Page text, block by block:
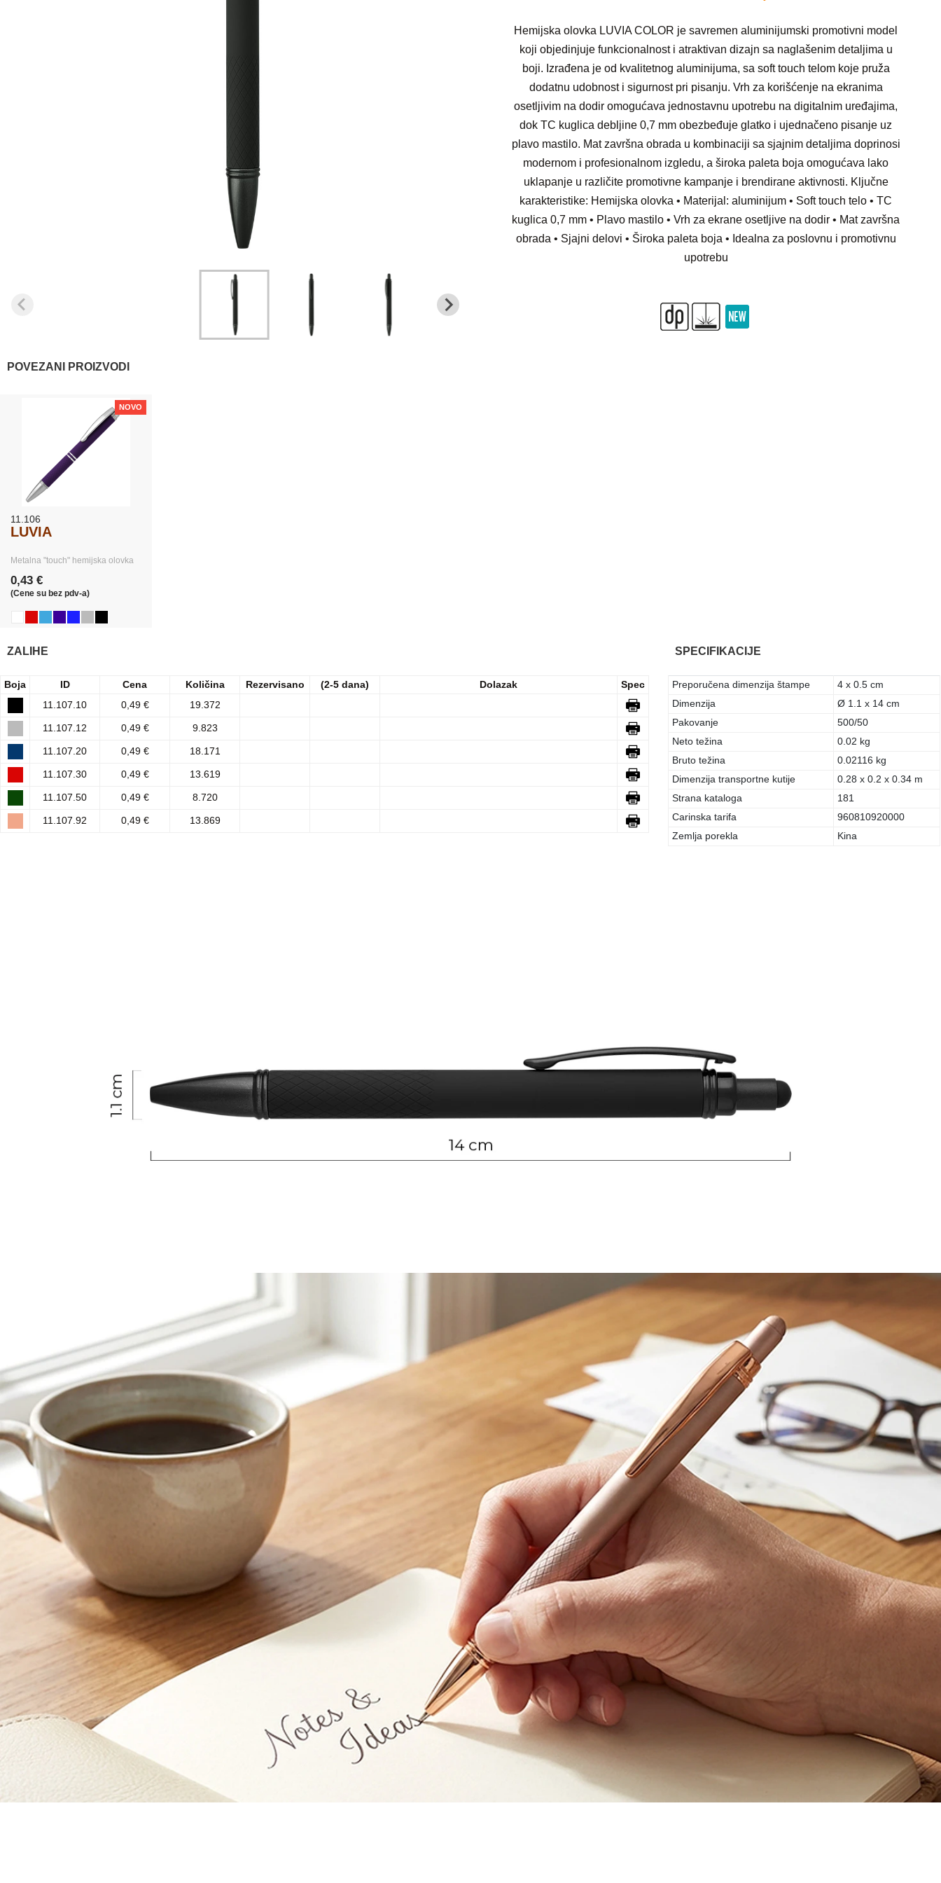
Hemijska olovka LUVIA COLOR je savremen aluminijumski promotivni model
koji objedinjuje funkcionalnost i atraktivan dizajn sa naglašenim detaljima u
boji. Izrađena je od kvalitetnog aluminijuma, sa soft touch telom koje pruža
dodatnu udobnost i sigurnost pri pisanju. Vrh za korišćenje na ekranima
osetljivim na dodir omogućava jednostavnu upotrebu na digitalnim uređajima,
dok TC kuglica debljine 0,7 mm obezbeđuje glatko i ujednačeno pisanje uz
plavo mastilo. Mat završna obrada u kombinaciji sa sjajnim detaljima doprinosi
modernom i profesionalnom izgledu, a široka paleta boja omogućava lako
uklapanje u različite promotivne kampanje i brendirane aktivnosti. Ključne
karakteristike: Hemijska olovka • Materijal: aluminijum • Soft touch telo • TC
kuglica 0,7 mm • Plavo mastilo • Vrh za ekrane osetljive na dodir • Mat završna
obrada • Sjajni delovi • Široka paleta boja • Idealna za poslovnu i promotivnu
upotrebu
POVEZANI PROIZVODI
NOVO
11.106
LUVIA
Metalna "touch" hemijska olovka
0,43 €
(Cene su bez pdv-a)
ZALIHE
Boja ID Cena Količina Rezervisano (2-5 dana) Dolazak
Spec
11.107.10
0,49 € 19.372
11.107.12 0,49 € 9.823
11.107.20 0,49 € 18.171
11.107.30 0,49 € 13.619
11.107.50 0,49 € 8.720
11.107.92 0,49 € 13.869
SPECIFIKACIJE
Preporučena dimenzija štampe
4 x 0.5 cm
Dimenzija
Ø 1.1 x 14 cm
Pakovanje
500/50
Neto težina
0.02 kg
Bruto težina
0.02116 kg
Dimenzija transportne kutije
0.28 x 0.2 x 0.34 m
Strana kataloga
181
Carinska tarifa
960810920000
Zemlja porekla
Kina